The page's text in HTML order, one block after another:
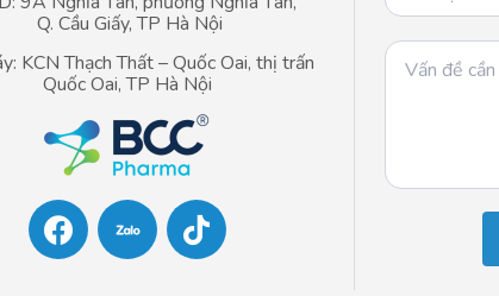
Q. Cầu Giấy, TP Hà Nội
KCN Thạch Thất – Quốc Oai, thị trấn
Quốc Oai, TP Hà Nội
F
a
c
T
i
k